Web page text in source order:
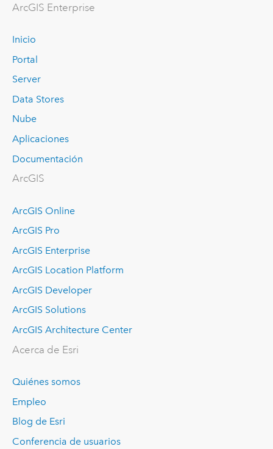
ArcGIS Enterprise
Inicio
Portal
Server
Data Stores
Nube
Aplicaciones
Documentación
ArcGIS
ArcGIS Online
ArcGIS Pro
ArcGIS Enterprise
ArcGIS Location Platform
ArcGIS Developer
ArcGIS Solutions
ArcGIS Architecture Center
Acerca de Esri
Quiénes somos
Empleo
Blog de Esri
Conferencia de usuarios